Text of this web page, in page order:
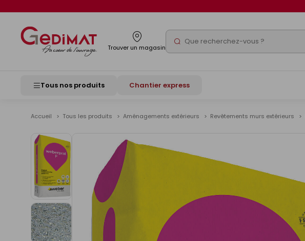
Trouver un magasin Rechercher
Tous nos produits Chantier express
Accueil Tous les produits Aménagements extérieurs Revêtements murs extérieurs